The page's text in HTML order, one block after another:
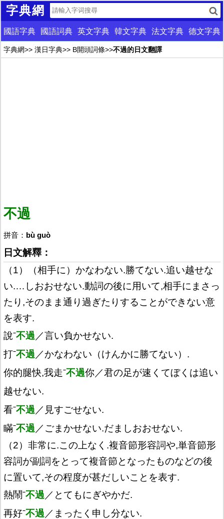
字典網
國語字典 國語詞典 英文字典 韓文字典 法文字典 德文字典
字典網>> 漢日字典>> B開頭詞條>>不過的日文翻譯
不過
拼音： bù guò
日文解釋：
（1）（相手に）かなわない.勝てない.追い越せな
い.…しおおせない.動詞の後に用いて,相手にまさっ
たり,そのまま通り過ぎたりすることができない意
を表す.
說ˉ不過 ／言い負かせない.
打ˉ不過 ／かなわない（けんかに勝てない）.
你的腿快,我走ˉ不過你／君の足が速くてぼくは追い
越せない.
看ˉ不過 ／見すごせない.
瞞ˉ不過 ／ごまかせない.だましおおせない.
（2）非常に.この上なく.複音節形容詞や,単音節形
容詞が副詞をとって複音節となったものなどの後
に置いて,その程度が甚だしいことを表す.
熱鬧ˉ不過 ／とてもにぎやかだ.
再好ˉ不過 ／まったく申し分ない.